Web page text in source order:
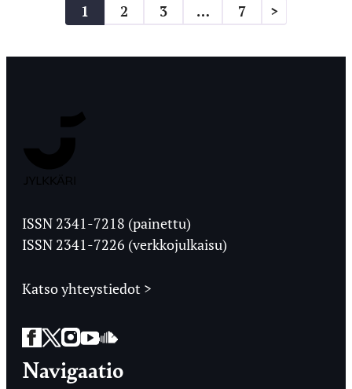
1 2 3 … 7 >
Ylioppilaslehti
ISSN 2341-7218 (painettu)
ISSN 2341-7226 (verkkojulkaisu)
Katso yhteystiedot >
Facebook
Twitter
Instagram
YouTube
SoundCloud
Navigaatio